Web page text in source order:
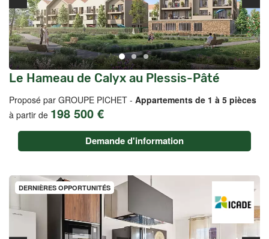
Le Hameau de Calyx au Plessis-Pâté
Proposé par GROUPE PICHET - Appartements de 1 à 5 pièces
à partir de 198 500 €
Demande d'information
DERNIÈRES OPPORTUNITÉS